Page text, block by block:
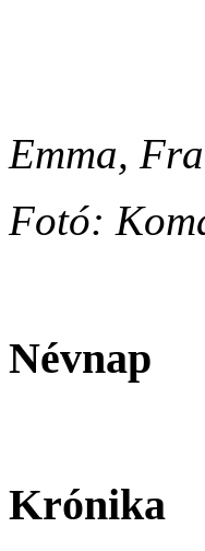
Emma,
Fotó:
Névnap
Krónika